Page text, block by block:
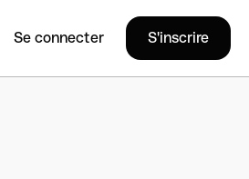
Se connecter S'inscrire